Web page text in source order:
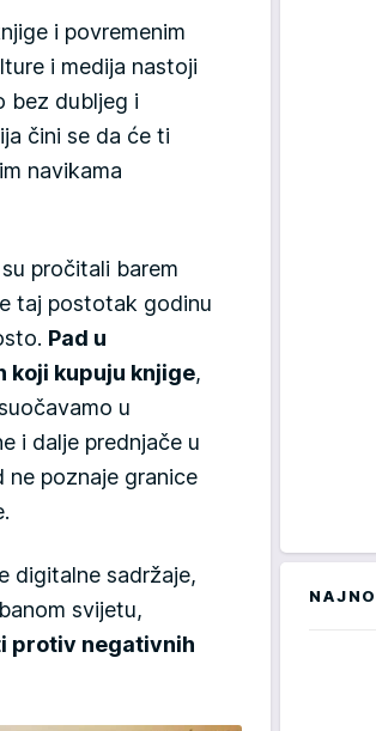
i povremenim
i medija nastoji
bez dubljeg i
čini se da će ti
navikama
pročitali barem
taj postotak godinu
Pad u
koji kupuju knjige,
u
i dalje prednjače u
ne poznaje granice
digitalne sadržaje,
svijetu,
protiv negativnih